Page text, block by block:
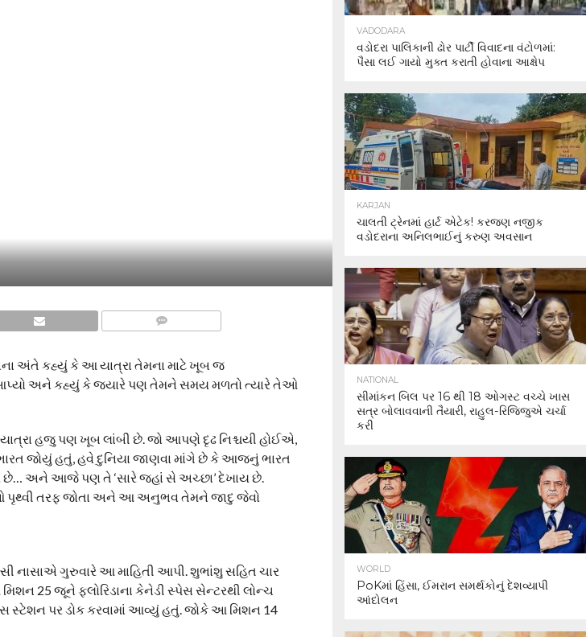
અંતે કહ્યું કે આ યાત્રા તેમના માટે ખૂબ જ
અને કહ્યું કે જ્યારે પણ તેમને સમય મળતો ત્યારે તેઓ
યાત્રા હજુ પણ ખૂબ લાંબી છે. જો આપણે દૃઢ નિશ્ચયી હોઈએ,
જોયું હતું, હવે દુનિયા જાણવા માંગે છે કે આજનું ભારત
છે… અને આજે પણ તે ‘સારે જહાં સે અચ્છા’ દેખાય છે.
પૃથ્વી તરફ જોતા અને આ અનુભવ તેમને જાદુ જેવો
નાસાએ ગુરુવારે આ માહિતી આપી. શુભાંશુ સહિત ચાર
25 જૂને ફ્લોરિડાના કેનેડી સ્પેસ સેન્ટરથી લોન્ચ
સ્ટેશન પર ડોક કરવામાં આવ્યું હતું. જોકે આ મિશન 14
VADODARA
વડોદરા પાલિકાની ઢોર પાર્ટી વિવાદના વંટોળમાં:
પૈસા લઈ ગાયો મુક્ત કરાતી હોવાના આક્ષેપ
KARJAN
ચાલતી ટ્રેનમાં હાર્ટ એટેક! કરજણ નજીક
વડોદરાના અનિલભાઈનું કરુણ અવસાન
NATIONAL
સીમાંકન બિલ પર 16 થી 18 ઓગસ્ટ વચ્ચે ખાસ
સત્ર બોલાવવાની તૈયારી, રાહુલ-રિજિજુએ ચર્ચા
કરી
WORLD
PoKમાં હિંસા, ઈમરાન સમર્થકોનું દેશવ્યાપી
આંદોલન